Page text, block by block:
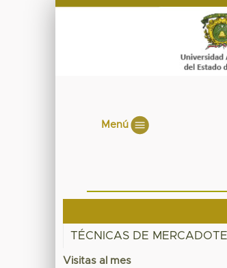
Menú
TÉCNICAS DE
Visitas al mes